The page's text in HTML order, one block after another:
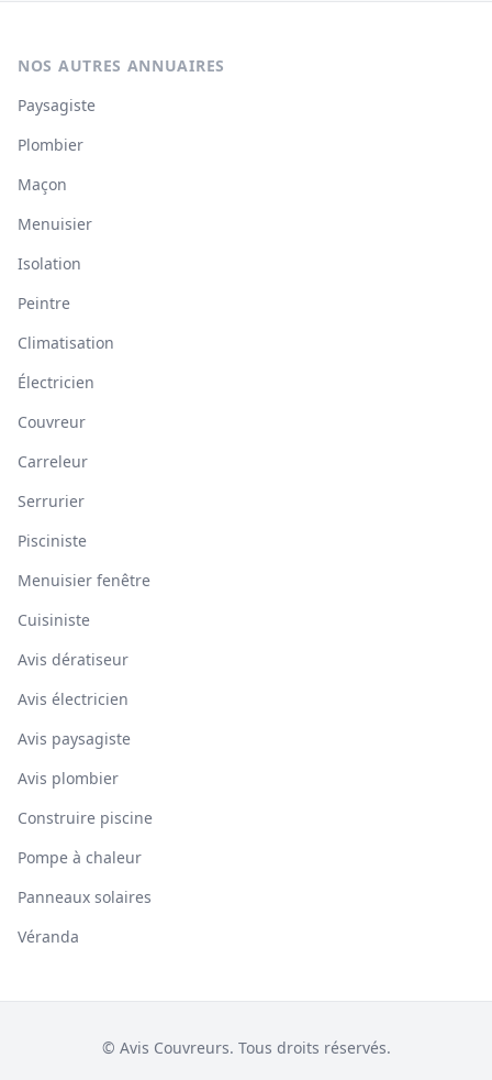
NOS AUTRES ANNUAIRES
Paysagiste
Plombier
Maçon
Menuisier
Isolation
Peintre
Climatisation
Électricien
Couvreur
Carreleur
Serrurier
Pisciniste
Menuisier fenêtre
Cuisiniste
Avis dératiseur
Avis électricien
Avis paysagiste
Avis plombier
Construire piscine
Pompe à chaleur
Panneaux solaires
Véranda
© Avis Couvreurs. Tous droits réservés.